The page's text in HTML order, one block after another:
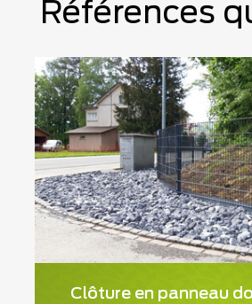
Références
Clôture en panneau